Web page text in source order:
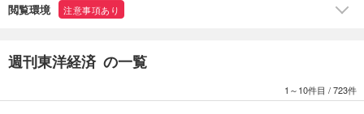
閲覧環境 注意事項あり
週刊東洋経済 の一覧
1～10件目 /723件